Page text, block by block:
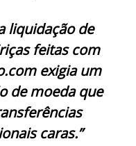
liquidação de
feitas com
exigia um
de moeda que
caras.”